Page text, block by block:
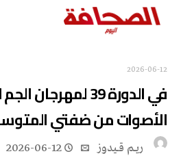
2026-06-12
في الدورة 39
الأصوات من ضفتي
ريــم قــيدوز 2026-06-12